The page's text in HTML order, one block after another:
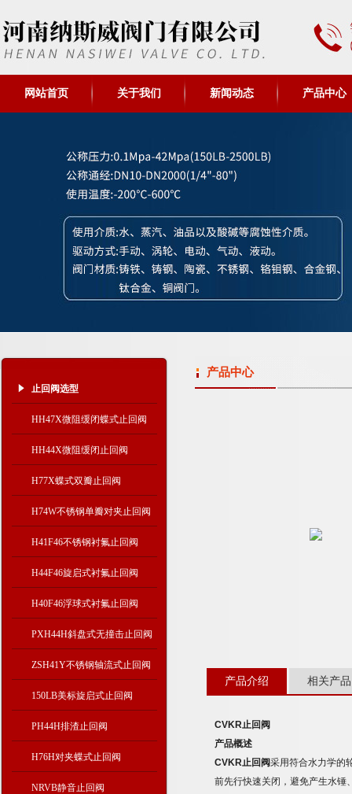
网站首页 关于我们 新闻动态 产品中心
止回阀选型
HH47X微阻缓闭蝶式止回阀
HH44X微阻缓闭止回阀
H77X蝶式双瓣止回阀
H74W不锈钢单瓣对夹止回阀
H41F46不锈钢衬氟止回阀
H44F46旋启式衬氟止回阀
H40F46浮球式衬氟止回阀
PXH44H斜盘式无撞击止回阀
ZSH41Y不锈钢轴流式止回阀
150LB美标旋启式止回阀
PH44H排渣止回阀
H76H对夹蝶式止回阀
NRVB静音止回阀
产品中心
产品介绍 相关产品
CVKR止回阀
产品概述
CVKR止回阀采用符合水力学的
前先行快速关闭，避免产生水锤